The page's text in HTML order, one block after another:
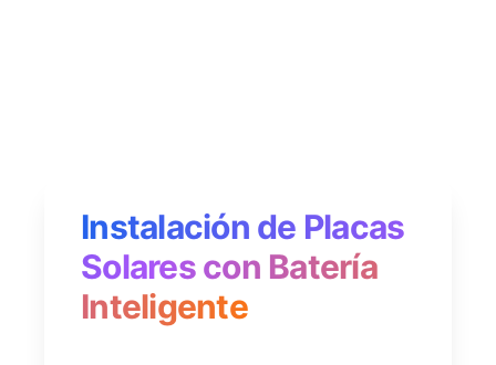
Instalación de Placas
Solares con Batería
Inteligente